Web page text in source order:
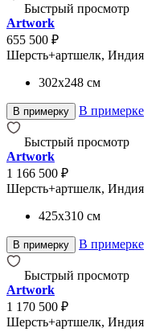
Быстрый просмотр
Artwork
655 500 ₽
Шерсть+артшелк, Индия
302x248 см
В примерку В примерке
Быстрый просмотр
Artwork
1 166 500 ₽
Шерсть+артшелк, Индия
425x310 см
В примерку В примерке
Быстрый просмотр
Artwork
1 170 500 ₽
Шерсть+артшелк, Индия